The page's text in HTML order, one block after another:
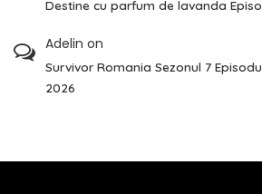
Destine cu parfum de lavanda
Adelin on
Survivor Romania Sezonul 7
2026